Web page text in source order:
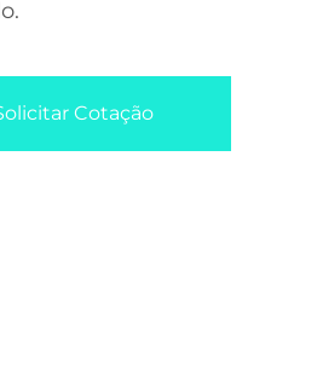
Cotação